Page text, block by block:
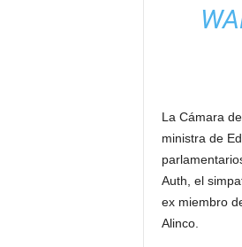
La Cámara
ministra de
Auth, el
ex miembro
Alinco.